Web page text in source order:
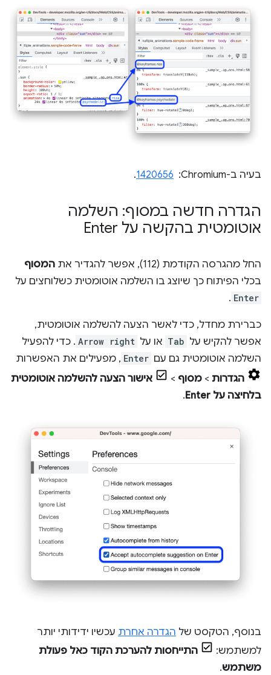
בעיה ב-Chromium: ‏ 1420656
.
הגדרה חדשה במסוף: השלמה
אוטומטית בהקשה על Enter
החל מהגרסה הקודמת (112), אפשר להגדיר את
המסוף
בכלי הפיתוח כך שיוצג בו השלמה אוטומטית כשלוחצים על
Enter
.
כברירת מחדל, כדי לאשר הצעה להשלמה אוטומטית,
אפשר להקיש על Tab או על Arrow right . כדי להפעיל
השלמה אוטומטית גם עם Enter , מפעילים את האפשרות
הגדרות > מסוף >
אישור הצעה להשלמה אוטומטית
בלחיצה על Enter
.
בנוסף, הטקסט של הגדרה אחרת עכשיו ידידותי יותר
למשתמש:
התייחסות להערכת הקוד כאל פעולת
משתמש.